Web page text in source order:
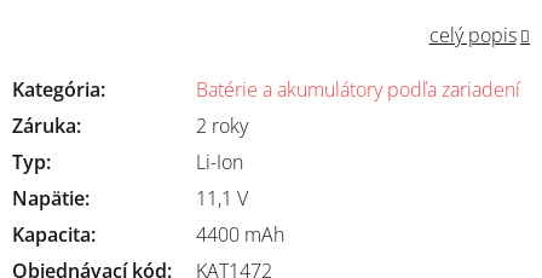
celý popis
Kategória:
Batérie a akumulátory podľa zariadení
Záruka:
2 roky
Typ:
Li-Ion
Napätie:
11,1 V
Kapacita:
4400 mAh
Objednávací kód:
KAT1472